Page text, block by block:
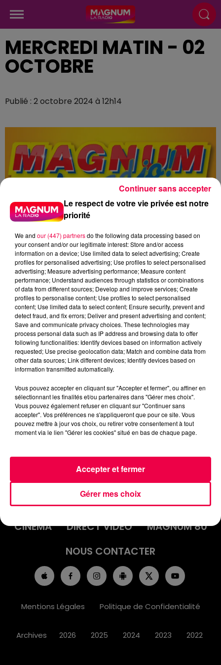
MERCREDI MATIN - 02
OCTOBRE
Publié : 2 octobre 2024 à 12h14
Flash infos
Crédit :Flash infos
INFOS
AGENDA
JEUX
PODCASTS
CINÉMA
DIRECT VIDÉO
MAGNUM 80
NOUS CONTACTER
Mentions Légales Politique de Confidentialité
Archives 2026 2025 2024 2023 2022
Le respect de votre vie privée est notre
priorité
We and our (447) partnersdo the following data processing based on
your consent and/or our legitimate interest: Store and/or access
information on a device; Use limited data to select advertising; Create
profiles for personalised advertising; Use profiles to select personalised
advertising; Measure advertising performance; Measure content
performance; Understand audiences through statistics or combinations
of data from different sources; Develop and improve services; Create
profiles to personalise content; Use profiles to select personalised
content; Use limited data to select content; Ensure security, prevent and
detect fraud, and fix errors; Deliver and present advertising and content;
Save and communicate privacy choices. These technologies may
process personal data such as IP address and browsing data to offer
following functionalities: Identify devices based on information actively
requested; Use precise geolocation data; Match and combine data from
other data sources; Link different devices; Identify devices based on
information transmitted automatically.
Vous pouvez accepter en cliquant sur "Accepter et fermer", ou affiner en
sélectionnant les finalités et/ou partenaires dans "Gérer mes choix".
Vous pouvez également refuser en cliquant sur "Continuer sans
accepter". Vos préférences ne s'appliqueront que pour ce site. Vous
pouvez mettre à jour vos choix, ou retirer votre consentement à tout
moment via le lien "Gérer les cookies" situé en bas de chaque page.
Gérer mes choix
Accepter et fermer
Continuer sans accepter